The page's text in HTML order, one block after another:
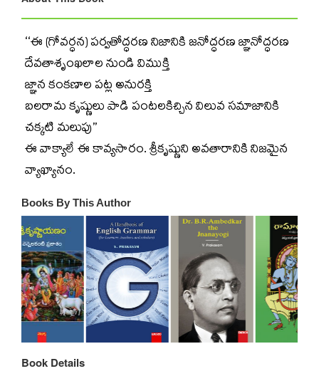
‘‘ఈ (గోవర్ధన) పర్వతోద్ధరణ నిజానికి జనోద్ధరణ జ్ఞానోద్ధరణ
దేవతాశృంఖలాల నుండి విముక్తి
జ్ఞాన కంకణాల పట్ల అనురక్తి
బలరామ కృష్ణులు పాడి పంటలకిచ్చిన విలువ సమాజానికి
చక్కటి మలుపు’’
ఈ వాక్యాలే ఈ కావ్యసారం. శ్రీకృష్ణుని అవతారానికి నిజమైన
వ్యాఖ్యానం.
Books By This Author
Book Details